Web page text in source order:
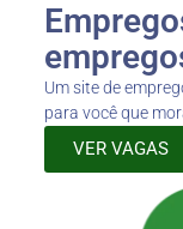
Um site de
para você que
VER VAGAS